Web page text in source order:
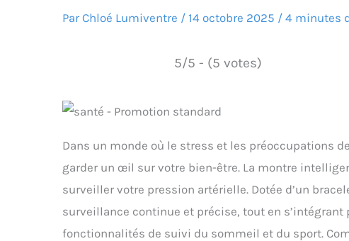
Par Chloé Lumiventre / 14 octobre 2025 / 4 minutes
5/5 - (5 votes)
Dans un monde où le stress et les préoccupations
garder un œil sur votre bien-être. La montre
surveiller votre pression artérielle. Dotée d’un
surveillance continue et précise, tout en
fonctionnalités de suivi du sommeil et du sport.